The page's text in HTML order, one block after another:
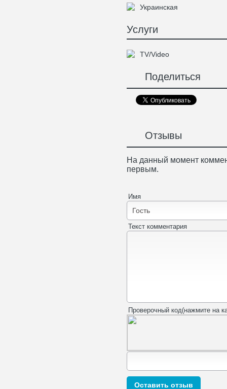
Украинская
Услуги
TV/Video
Поделиться
Отзывы
На данный момент
первым.
Имя
Текст комментария
Проверочный код(нажмите на